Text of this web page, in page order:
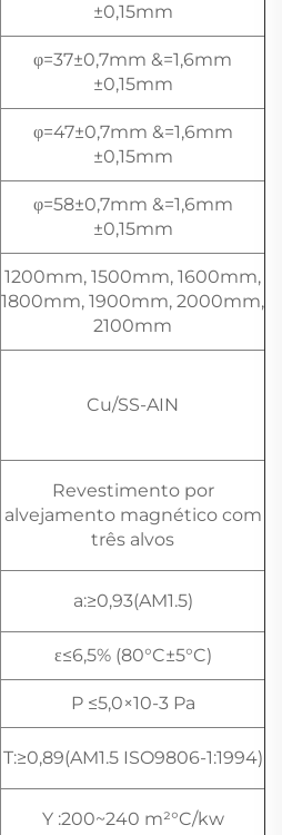
±0,15mm
φ=37±0,7mm &=1,6mm
±0,15mm
φ=47±0,7mm &=1,6mm
±0,15mm
φ=58±0,7mm &=1,6mm
±0,15mm
1200mm, 1500mm, 1600mm,
1800mm, 1900mm, 2000mm,
2100mm
Cu/SS-AIN
Revestimento por
alvejamento magnético com
três alvos
a:≥0,93(AM1.5)
ε≤6,5% (80°C±5°C)
P ≤5,0×10-3 Pa
T:≥0,89(AM1.5 ISO9806-1:1994)
Y :200~240 m²°C/kw